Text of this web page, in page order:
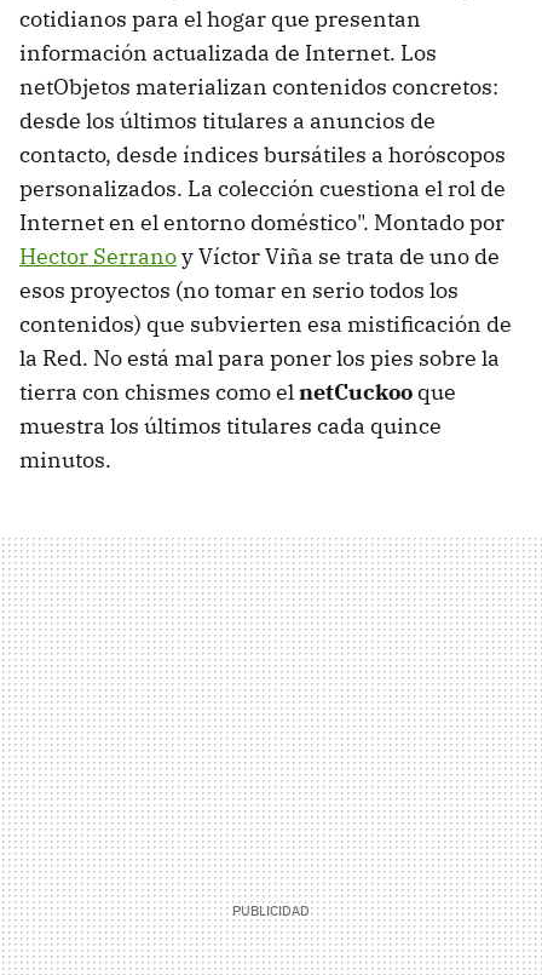
cotidianos para el hogar que presentan
información actualizada de Internet. Los
netObjetos materializan contenidos concretos:
desde los últimos titulares a anuncios de
contacto, desde índices bursátiles a horóscopos
personalizados. La colección cuestiona el rol de
Internet en el entorno doméstico". Montado por
Hector Serranoy Víctor Viña se trata de uno de
esos proyectos (no tomar en serio todos los
contenidos) que subvierten esa mistificación de
la Red. No está mal para poner los pies sobre la
tierra con chismes como elnetCuckoo que
muestra los últimos titulares cada quince
minutos.